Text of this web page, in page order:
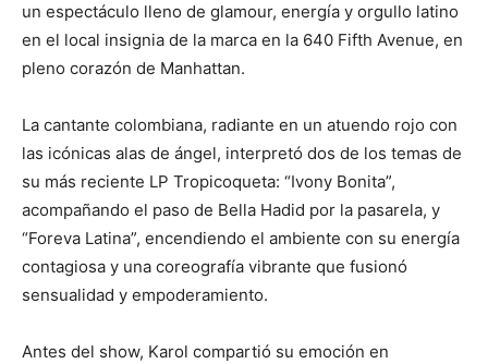
un espectáculo lleno de glamour, energía y orgullo latino
en el local insignia de la marca en la 640 Fifth Avenue, en
pleno corazón de Manhattan.
La cantante colombiana, radiante en un atuendo rojo con
las icónicas alas de ángel, interpretó dos de los temas de
su más reciente LP Tropicoqueta: “Ivony Bonita”,
acompañando el paso de Bella Hadid por la pasarela, y
“Foreva Latina”, encendiendo el ambiente con su energía
contagiosa y una coreografía vibrante que fusionó
sensualidad y empoderamiento.
Antes del show, Karol compartió su emoción en